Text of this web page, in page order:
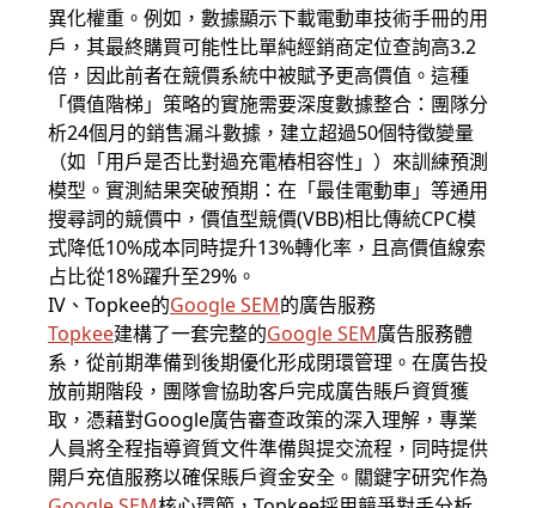
異化權重。例如，數據顯示下載電動車技術手冊的用
戶，其最終購買可能性比單純經銷商定位查詢高3.2
倍，因此前者在競價系統中被賦予更高價值。這種
「價值階梯」策略的實施需要深度數據整合：團隊分
析24個月的銷售漏斗數據，建立超過50個特徵變量
（如「用戶是否比對過充電樁相容性」）來訓練預測
模型。實測結果突破預期：在「最佳電動車」等通用
搜尋詞的競價中，價值型競價(VBB)相比傳統CPC模
式降低10%成本同時提升13%轉化率，且高價值線索
占比從18%躍升至29%。
IV、Topkee的Google SEM的廣告服務
Topkee建構了一套完整的Google SEM廣告服務體
系，從前期準備到後期優化形成閉環管理。在廣告投
放前期階段，團隊會協助客戶完成廣告賬戶資質獲
取，憑藉對Google廣告審查政策的深入理解，專業
人員將全程指導資質文件準備與提交流程，同時提供
開戶充值服務以確保賬戶資金安全。關鍵字研究作為